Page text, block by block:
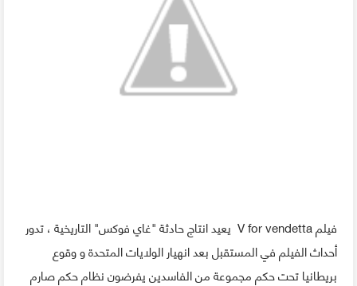
فيلم V for vendetta يعيد انتاج حادثة "غاي فوكس" التاريخية ، تدور
أحداث الفيلم في المستقبل بعد انهيار الولايات المتحدة و وقوع
بريطانيا تحت حكم مجموعة من الفاسدين يفرضون نظام حكم صارم